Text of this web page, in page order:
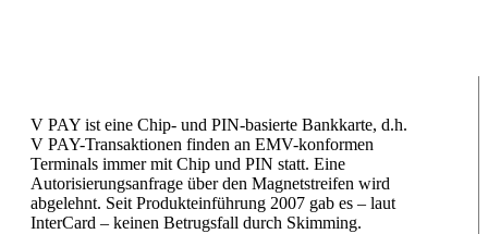
V PAY ist eine Chip- und PIN-basierte Bankkarte, d.h.
V PAY-Transaktionen finden an EMV-konformen
Terminals immer mit Chip und PIN statt. Eine
Autorisierungsanfrage über den Magnetstreifen wird
abgelehnt. Seit Produkteinführung 2007 gab es – laut
InterCard – keinen Betrugsfall durch Skimming.